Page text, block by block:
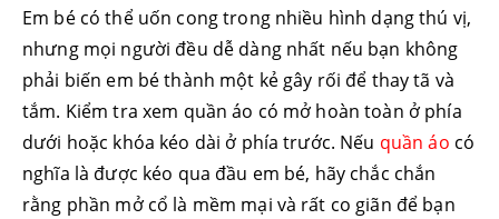
Em bé có thể uốn cong trong nhiều hình dạng thú vị,
nhưng mọi người đều dễ dàng nhất nếu bạn không
phải biến em bé thành một kẻ gây rối để thay tã và
tắm. Kiểm tra xem quần áo có mở hoàn toàn ở phía
dưới hoặc khóa kéo dài ở phía trước. Nếu quần áo có
nghĩa là được kéo qua đầu em bé, hãy chắc chắn
rằng phần mở cổ là mềm mại và rất co giãn để bạn